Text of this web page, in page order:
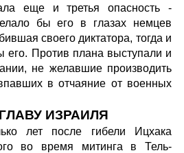
еще и третья опасность -
бы его в глазах немцев
своего диктатора, тогда и
его. Против плана выступали и
не желавшие производить
в отчаяние от военных
ИЗРАИЛЯ
лет после гибели Ицхака
во время митинга в Тель-